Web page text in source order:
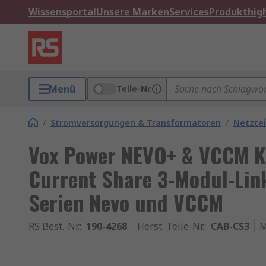
WissensportalUnsere MarkenServices
Menü Teile-Nr.
/ Stromversorgungen & Transformatoren /
Vox Power NEVO+ &
Current Share 3-Modul-
Serien Nevo und VCCM
RS Best.-Nr.: 190-4268 Herst. Teile-Nr.: CAB-CS3